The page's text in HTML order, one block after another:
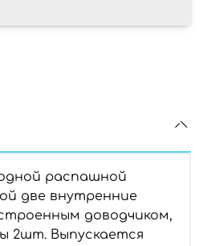
распашной
две внутренние
доводчиком,
2шт. Выпускается